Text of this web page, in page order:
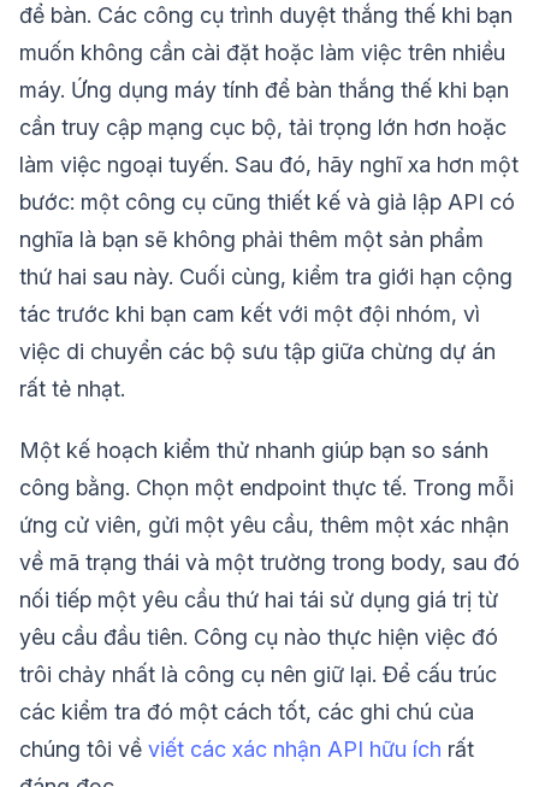
để bàn. Các công cụ trình duyệt thắng thế khi bạn
muốn không cần cài đặt hoặc làm việc trên nhiều
máy. Ứng dụng máy tính để bàn thắng thế khi bạn
cần truy cập mạng cục bộ, tải trọng lớn hơn hoặc
làm việc ngoại tuyến. Sau đó, hãy nghĩ xa hơn một
bước: một công cụ cũng thiết kế và giả lập API có
nghĩa là bạn sẽ không phải thêm một sản phẩm
thứ hai sau này. Cuối cùng, kiểm tra giới hạn cộng
tác trước khi bạn cam kết với một đội nhóm, vì
việc di chuyển các bộ sưu tập giữa chừng dự án
rất tẻ nhạt.
Một kế hoạch kiểm thử nhanh giúp bạn so sánh
công bằng. Chọn một endpoint thực tế. Trong mỗi
ứng cử viên, gửi một yêu cầu, thêm một xác nhận
về mã trạng thái và một trường trong body, sau đó
nối tiếp một yêu cầu thứ hai tái sử dụng giá trị từ
yêu cầu đầu tiên. Công cụ nào thực hiện việc đó
trôi chảy nhất là công cụ nên giữ lại. Để cấu trúc
các kiểm tra đó một cách tốt, các ghi chú của
chúng tôi về viết các xác nhận API hữu ích rất